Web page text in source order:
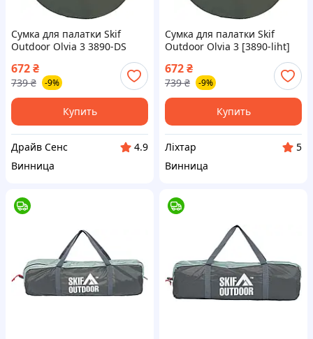
Сумка для палатки Skif
Outdoor Olvia 3 3890-DS
672₴
739 ₴ -9%
Купить
Драйв Сенс
4.9
Винница
Сумка для палатки Skif
Outdoor Olvia 3 [3890-liht]
672₴
739 ₴ -9%
Купить
Ліхтар
5
Винница